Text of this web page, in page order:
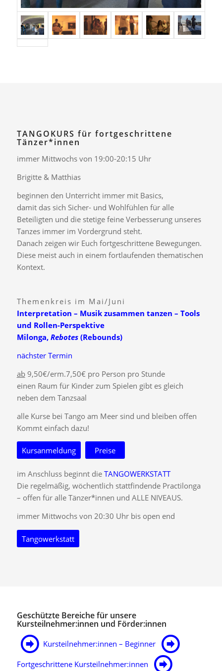
TANGOKURS für fortgeschrittene
Tänzer*innen
immer Mittwochs von 19:00-20:15 Uhr
Brigitte & Matthias
beginnen den Unterricht immer mit Basics,
damit das sich Sicher- und Wohlfühlen für alle
Beteiligten und die stetige feine Verbesserung unseres
Tanzes immer im Vordergrund steht.
Danach zeigen wir Euch fortgeschrittene Bewegungen.
Diese meist auch in einem fortlaufenden thematischen
Kontext.
Themenkreis im Mai/Juni
Interpretation – Musik zusammen tanzen – Tools
und Rollen-Perspektive
Milonga, Rebotes(Rebounds)
nächster Termin
ab9,50€/erm.7,50€ pro Person pro Stunde
einen Raum für Kinder zum Spielen gibt es gleich
neben dem Tanzsaal
alle Kurse bei Tango am Meer sind und bleiben offen
Kommt einfach dazu!
Kursanmeldung Preise
im Anschluss beginnt die TANGOWERKSTATT
Die regelmäßig, wöchentlich stattfindende Practilonga
– offen für alle Tänzer*innen und ALLE NIVEAUS.
immer Mittwochs von 20:30 Uhr bis open end
Tangowerkstatt
Geschützte Bereiche für unsere
Kursteilnehmer:innen und Förder:innen
Kursteilnehmer:innen – Beginner
Fortgeschrittene Kursteilnehmer:innen